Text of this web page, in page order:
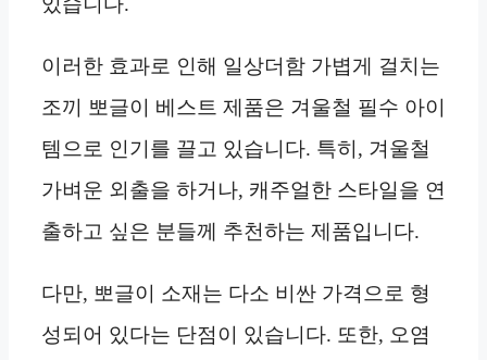
이러한 효과로 인해 일상더함 가볍게 걸치는
조끼 뽀글이 베스트 제품은 겨울철 필수 아이
템으로 인기를 끌고 있습니다. 특히, 겨울철
가벼운 외출을 하거나, 캐주얼한 스타일을 연
출하고 싶은 분들께 추천하는 제품입니다.
다만, 뽀글이 소재는 다소 비싼 가격으로 형
성되어 있다는 단점이 있습니다. 또한, 오염